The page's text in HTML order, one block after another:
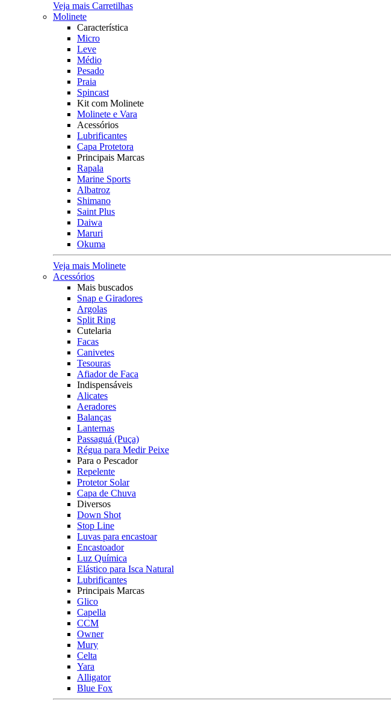
Veja mais Carretilhas
Molinete
Característica
Micro
Leve
Médio
Pesado
Praia
Spincast
Kit com Molinete
Molinete e Vara
Acessórios
Lubrificantes
Capa Protetora
Principais Marcas
Rapala
Marine Sports
Albatroz
Shimano
Saint Plus
Daiwa
Maruri
Okuma
Veja mais Molinete
Acessórios
Mais buscados
Snap e Giradores
Argolas
Split Ring
Cutelaria
Facas
Canivetes
Tesouras
Afiador de Faca
Indispensáveis
Alicates
Aeradores
Balanças
Lanternas
Passaguá (Puça)
Régua para Medir Peixe
Para o Pescador
Repelente
Protetor Solar
Capa de Chuva
Diversos
Down Shot
Stop Line
Luvas para encastoar
Encastoador
Luz Química
Elástico para Isca Natural
Lubrificantes
Principais Marcas
Glico
Capella
CCM
Owner
Mury
Celta
Yara
Alligator
Blue Fox